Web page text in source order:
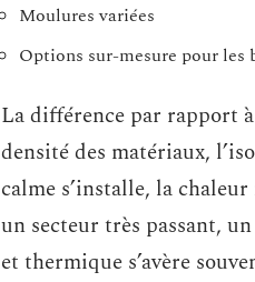
Moulures variées
Options sur-mesure pour les
La différence par rapport
densité des matériaux,
calme s’installe, la
un secteur très passant,
et thermique s’avère